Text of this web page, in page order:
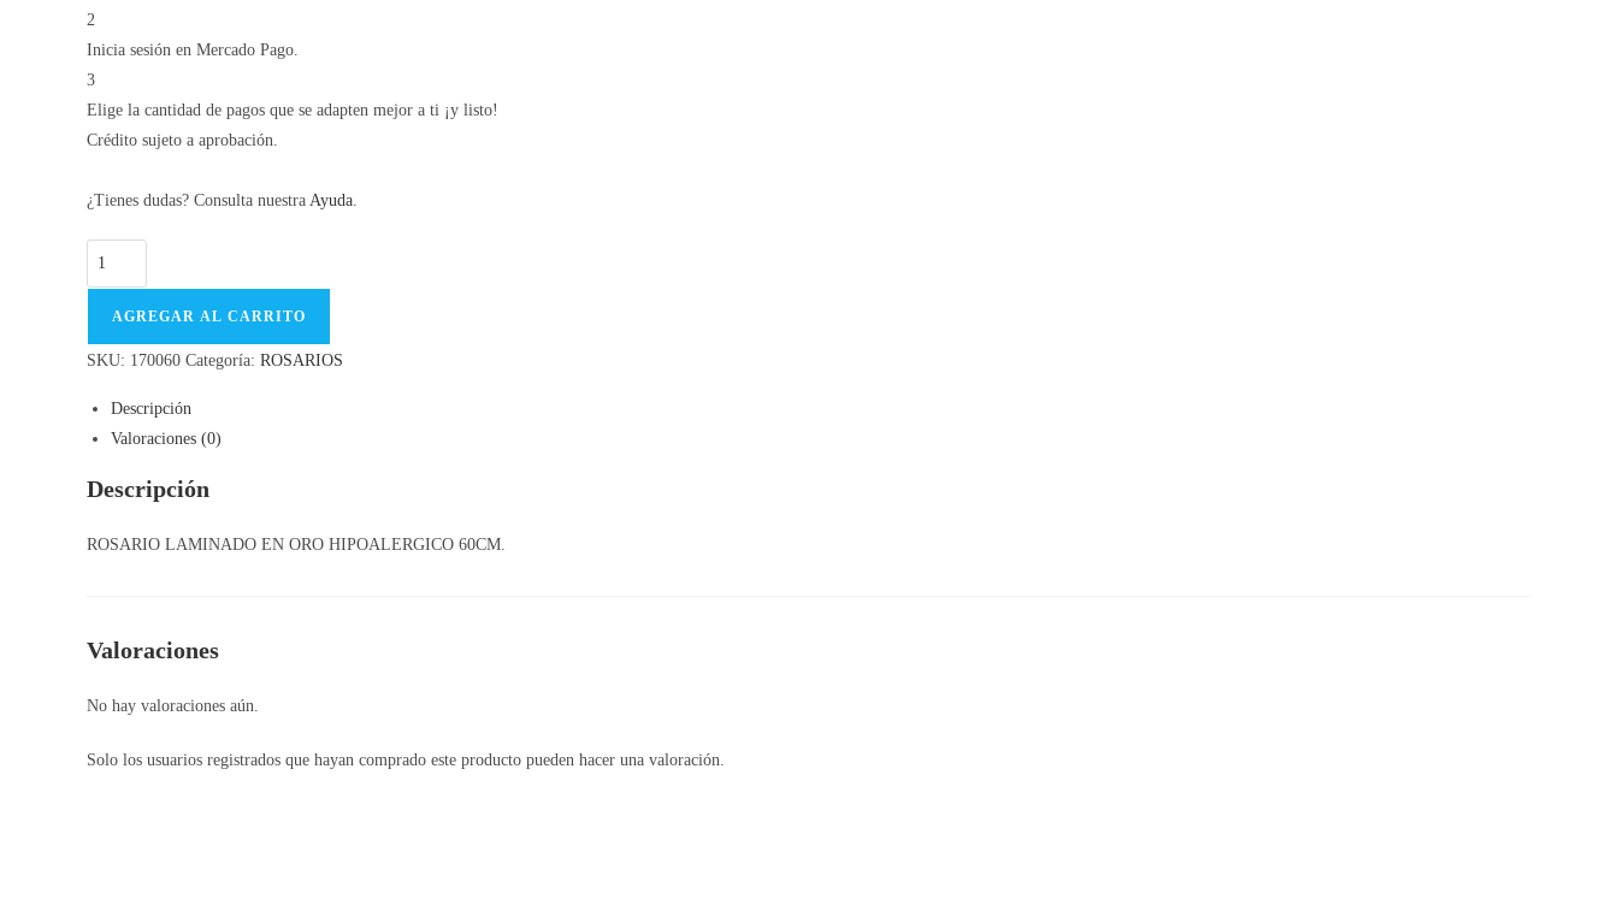
2
Inicia sesión en Mercado Pago.
3
Elige la cantidad de pagos que se adapten mejor a ti ¡y listo!
Crédito sujeto a aprobación.
¿Tienes dudas? Consulta nuestra Ayuda
AGREGAR AL CARRITO
SKU: 170060 Categoría: ROSARIOS
Descripción
Valoraciones (0)
Descripción
ROSARIO LAMINADO EN ORO HIPOALERGICO 60CM.
Valoraciones
No hay valoraciones aún.
Solo los usuarios registrados que hayan comprado este producto pueden hacer una valoración.